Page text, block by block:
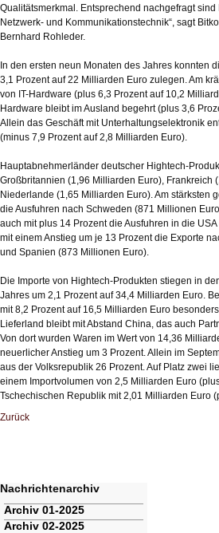
Qualitätsmerkmal. Entsprechend nachgefragt
Netzwerk- und Kommunikationstechnik“, sagt
Bernhard Rohleder.
In den ersten neun Monaten des Jahres konnten
3,1 Prozent auf 22 Milliarden Euro zulegen. Am
von IT-Hardware (plus 6,3 Prozent auf 10,2
Hardware bleibt im Ausland begehrt (plus 3,6
Allein das Geschäft mit Unterhaltungselektronik
(minus 7,9 Prozent auf 2,8 Milliarden Euro).
Hauptabnehmerländer deutscher Hightech-
Großbritannien (1,96 Milliarden Euro), Frankreich
Niederlande (1,65 Milliarden Euro). Am stärksten
die Ausfuhren nach Schweden (871 Millionen
auch mit plus 14 Prozent die Ausfuhren in die
mit einem Anstieg um je 13 Prozent die Exporte
und Spanien (873 Millionen Euro).
Die Importe von Hightech-Produkten stiegen in
Jahres um 2,1 Prozent auf 34,4 Milliarden Euro.
mit 8,2 Prozent auf 16,5 Milliarden Euro
Lieferland bleibt mit Abstand China, das auch
Von dort wurden Waren im Wert von 14,36
neuerlicher Anstieg um 3 Prozent. Allein im
aus der Volksrepublik 26 Prozent. Auf Platz zwei
einem Importvolumen von 2,5 Milliarden Euro
Tschechischen Republik mit 2,01 Milliarden Euro
Zurück
Nachrichtenarchiv
Navigation
überspringen
Archiv 01-2025
Archiv 02-2025